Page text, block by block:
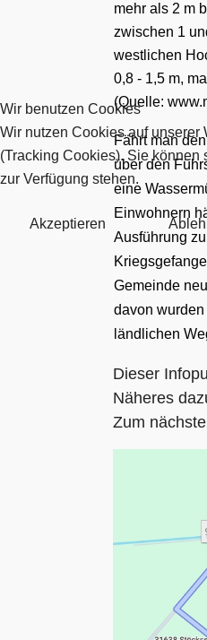
mehr als 2 m
zwischen 1
westlichen
0,8 - 1,5 m,
(Quelle:
Fährt man
über den
eine
Einwohnern
Ausführung
Gemeinde
davon
ländlichen
Dieser
Näheres
Zum
Wir benutzen Cookies
Wir nutzen Cookies auf
(Tracking Cookies). Sie
zur Verfügung stehen.
Akzeptieren